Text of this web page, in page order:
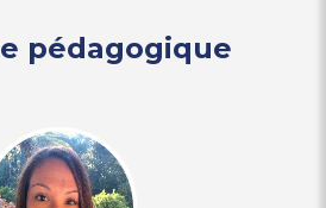
pédagogique